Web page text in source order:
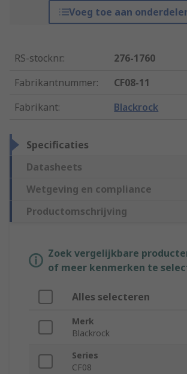
Voeg toe aan
RS-stocknr.:
276-1760
Fabrikantnummer:
CF08-11
Fabrikant: Blackrock
Specificaties
Datasheets
Wetgeving en compliance
Productomschrijving
Zoek vergelijkbare
of meer kenmerken te
Alles selecteren
Merk
Blackrock
Series
CF08